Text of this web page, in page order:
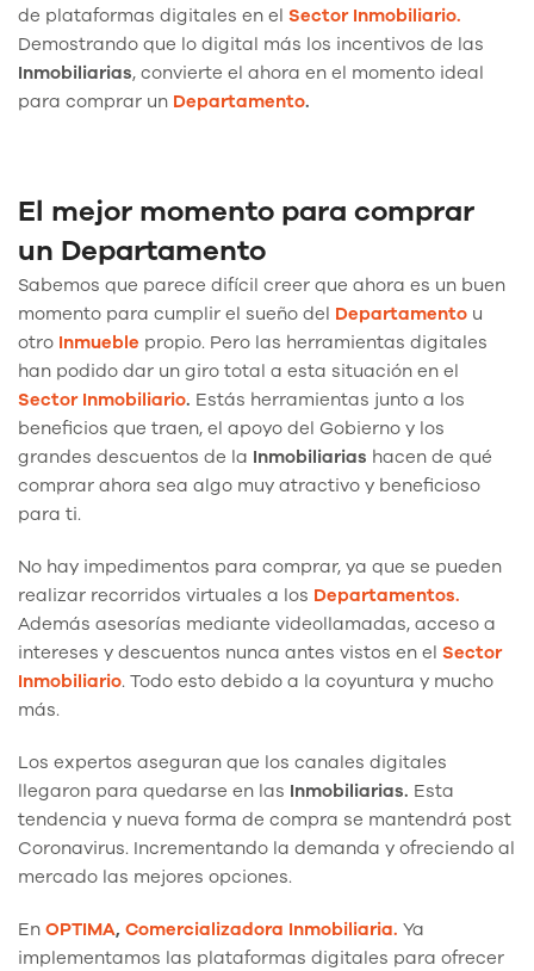
de plataformas digitales en el Sector Inmobiliario.
Demostrando que lo digital más los incentivos de las
Inmobiliarias, convierte el ahora en el momento ideal
para comprar un Departamento.
El mejor momento para comprar
un Departamento
Sabemos que parece difícil creer que ahora es un buen
momento para cumplir el sueño del Departamento u
otro Inmueble propio. Pero las herramientas digitales
han podido dar un giro total a esta situación en el
Sector Inmobiliario. Estás herramientas junto a los
beneficios que traen, el apoyo del Gobierno y los
grandes descuentos de la Inmobiliarias hacen de qué
comprar ahora sea algo muy atractivo y beneficioso
para ti.
No hay impedimentos para comprar, ya que se pueden
realizar recorridos virtuales a los Departamentos.
Además asesorías mediante videollamadas, acceso a
intereses y descuentos nunca antes vistos en el Sector
Inmobiliario. Todo esto debido a la coyuntura y mucho
más.
Los expertos aseguran que los canales digitales
llegaron para quedarse en las Inmobiliarias. Esta
tendencia y nueva forma de compra se mantendrá post
Coronavirus. Incrementando la demanda y ofreciendo al
mercado las mejores opciones.
En OPTIMA, Comercializadora Inmobiliaria. Ya
implementamos las plataformas digitales para ofrecer